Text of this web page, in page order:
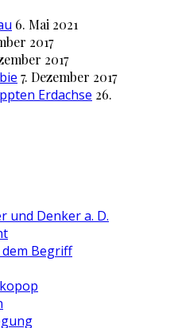
6. Mai 2021
2017
2017
7. Dezember 2017
Erdachse 26.
und Denker a. D.
Begriff